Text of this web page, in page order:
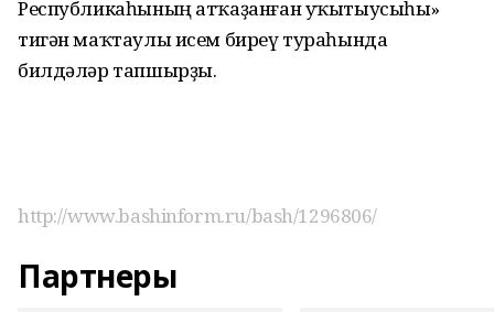
Республикаһының атҡаҙанған уҡытыусыһы»
тигән маҡтаулы исем биреү тураһында
билдәләр тапшырҙы.
http://www.bashinform.ru/bash/1296806/
Партнеры